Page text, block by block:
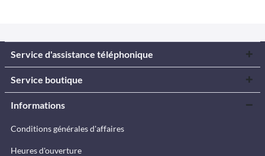
Service d'assistance téléphonique
Service boutique
Informations
Conditions générales d'affaires
Heures d'ouverture